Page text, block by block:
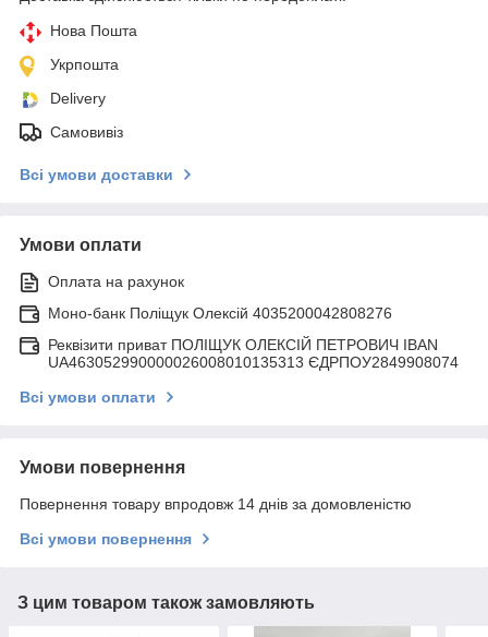
Нова Пошта
Укрпошта
Delivery
Самовивіз
Всі умови доставки
Умови оплати
Оплата на рахунок
Моно-банк Поліщук Олексій 4035200042808276
Реквізити приват ПОЛІЩУК ОЛЕКСІЙ ПЕТРОВИЧ IBAN
UA463052990000026008010135313 ЄДРПОУ2849908074
Всі умови оплати
Умови повернення
Повернення товару впродовж 14 днів за домовленістю
Всі умови повернення
З цим товаром також замовляють